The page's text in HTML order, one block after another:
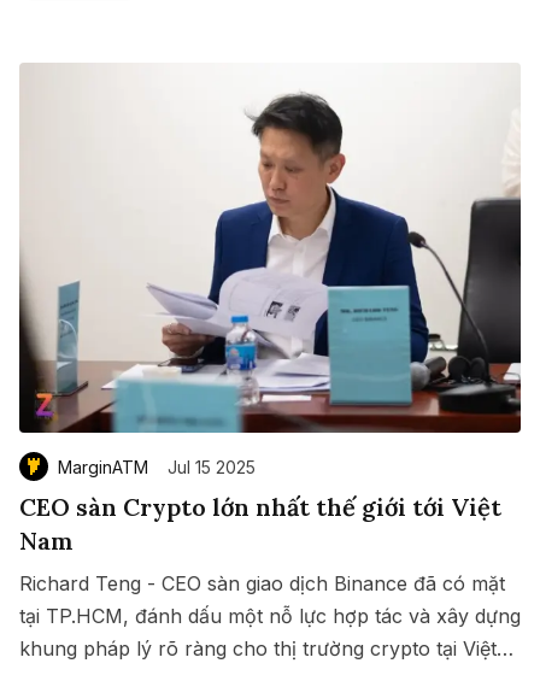
MarginATM Jul 15 2025
CEO sàn Crypto lớn nhất thế giới tới Việt
Nam
Richard Teng - CEO sàn giao dịch Binance đã có mặt
tại TP.HCM, đánh dấu một nỗ lực hợp tác và xây dựng
khung pháp lý rõ ràng cho thị trường crypto tại Việt
SaveCopy link